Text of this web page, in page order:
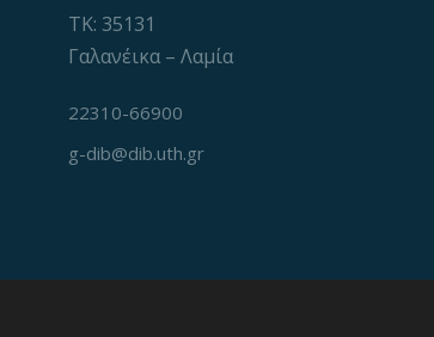
ΤΚ: 35131
Γαλανέικα – Λαμία
22310-66900
g-dib@dib.uth.gr